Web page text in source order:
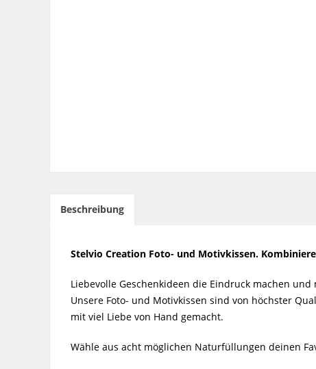
Beschreibung
Stelvio Creation Foto- und Motivkissen.
Liebevolle Geschenkideen die Eindruck machen
Unsere Foto- und Motivkissen sind von höchster
mit viel Liebe von Hand gemacht.
Wähle aus acht möglichen Naturfüllungen deinen